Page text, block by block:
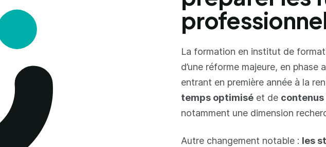
La formation en institut de
d’une réforme majeure, en phase
entrant en première année à la
temps optimisé et de
notamment une dimension
Autre changement notable : les